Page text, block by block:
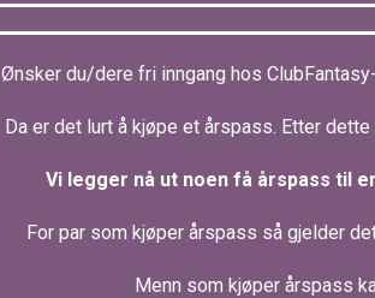
Ønsker du/dere fri inngang hos
Da er det lurt å kjøpe et årspass. Etter
Vi legger nå ut noen få årspass til
For par som kjøper årspass så gjelder
Menn som kjøper årspass